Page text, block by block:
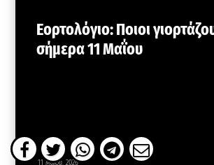
Εορτολόγιο: Ποιοι
σήμερα 11 Μαΐου
11 Μαΐου, 2026